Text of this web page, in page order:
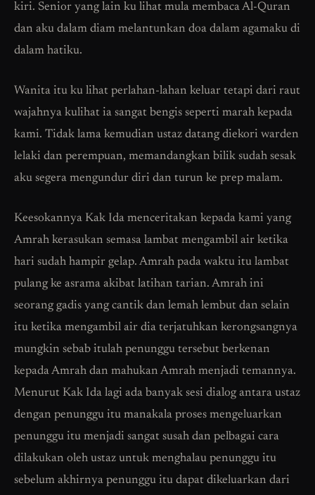
kiri. Senior yang lain ku lihat mula membaca Al-Quran
dan aku dalam diam melantunkan doa dalam agamaku di
dalam hatiku.
Wanita itu ku lihat perlahan-lahan keluar tetapi dari raut
wajahnya kulihat ia sangat bengis seperti marah kepada
kami. Tidak lama kemudian ustaz datang diekori warden
lelaki dan perempuan, memandangkan bilik sudah sesak
aku segera mengundur diri dan turun ke prep malam.
Keesokannya Kak Ida menceritakan kepada kami yang
Amrah kerasukan semasa lambat mengambil air ketika
hari sudah hampir gelap. Amrah pada waktu itu lambat
pulang ke asrama akibat latihan tarian. Amrah ini
seorang gadis yang cantik dan lemah lembut dan selain
itu ketika mengambil air dia terjatuhkan kerongsangnya
mungkin sebab itulah penunggu tersebut berkenan
kepada Amrah dan mahukan Amrah menjadi temannya.
Menurut Kak Ida lagi ada banyak sesi dialog antara ustaz
dengan penunggu itu manakala proses mengeluarkan
penunggu itu menjadi sangat susah dan pelbagai cara
dilakukan oleh ustaz untuk menghalau penunggu itu
sebelum akhirnya penunggu itu dapat dikeluarkan dari